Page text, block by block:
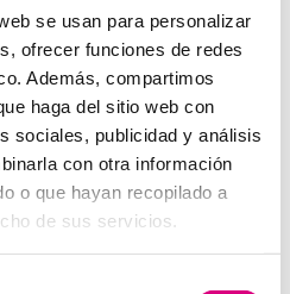
se usan para personalizar
ofrecer funciones de redes
Además, compartimos
haga del sitio web con
sociales, publicidad y análisis
con otra información
o que hayan recopilado a
de sus servicios.
trabajamos cada
que confían su seguridad
entienden que un
suponer una pérdida de
somos?
, con más de
de un equipo de